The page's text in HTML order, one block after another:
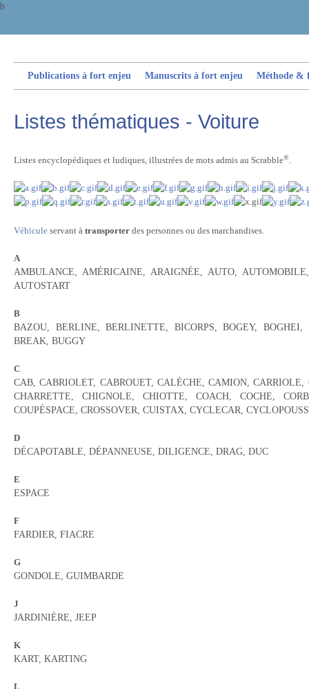
b
Publications à fort enjeu Manuscrits à fort enjeu Méthode &
Listes thématiques - Voiture
Listes encyclopédiques et ludiques, illustrées de mots admis au Scrabble®.
Véhicule servant à transporter des personnes ou des marchandises.
A
AMBULANCE, AMÉRICAINE, ARAIGNÉE, AUTO,
AUTOSTART
B
BAZOU, BERLINE, BERLINETTE, BICORPS, BOGEY, BOGHEI,
BREAK, BUGGY
C
CAB, CABRIOLET, CABROUET, CALÈCHE, CAMION, CARRIOLE,
CHARRETTE, CHIGNOLE, CHIOTTE, COACH, COCHE,
COUPÉSPACE, CROSSOVER, CUISTAX, CYCLECAR,
D
DÉCAPOTABLE, DÉPANNEUSE, DILIGENCE, DRAG, DUC
E
ESPACE
F
FARDIER, FIACRE
G
GONDOLE, GUIMBARDE
J
JARDINIÈRE, JEEP
K
KART, KARTING
L